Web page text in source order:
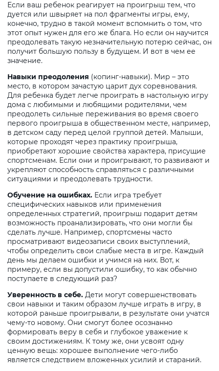
Если ваш ребенок реагирует на проигрыш тем, что
дуется или швыряет на пол фрагменты игры, ему,
конечно, трудно в такой момент вспомнить о том, что
этот опыт нужен для его же блага. Но если он научится
преодолевать такую незначительную потерю сейчас, он
получит большую пользу в будущем. И вот в чем ее
значение.
Навыки преодоления (копинг-навыки). Мир – это
место, в котором зачастую царит дух соревнования.
Для ребенка будет легче проиграть в настольную игру
дома с любимыми и любящими родителями, чем
преодолеть сильные переживания во время своего
первого проигрыша в общественном месте, например,
в детском саду перед целой группой детей. Малыши,
которые проходят через практику проигрыша,
приобретают хорошие свойства характера, присущие
спортсменам. Если они и проигрывают, то развивают и
укрепляют способность справляться с различными
ситуациями и преодолевать трудности.
Обучение на ошибках. Если игра требует
специфических навыков или применения
определенных стратегий, проигрыш подарит детям
возможность проанализировать, что они могли бы
сделать лучше. Например, спортсмены часто
просматривают видеозаписи своих выступлений,
чтобы определить свои слабые места в игре. Каждый
день мы делаем ошибки и учимся на них. Вот, к
примеру, если вы допустили ошибку, то как обычно
поступаете в следующий раз?
Уверенность в себе. Дети могут совершенствовать
свои навыки и таким образом лучше играть в игру, в
которой раньше проигрывали, в результате они учатся
чему-то новому. Они смогут более осознанно
формировать веру в себя и глубокое уважение к
своим достижениям. К тому же, они усвоят одну
ценную вещь: хорошее выполнение чего-либо
является следствием вложенных усилий и стараний.